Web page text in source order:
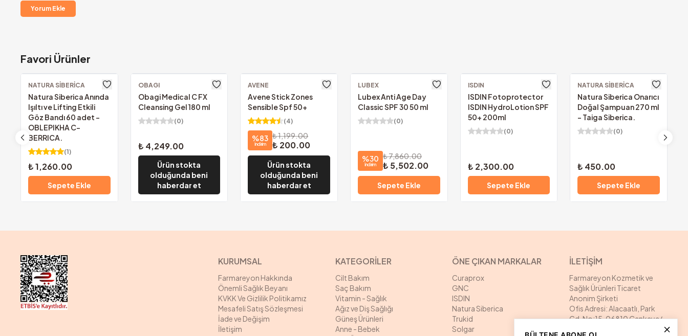
Yorum Ekle
tüm bilgileriniz güvencemiz altında.
Favori Ürünler
NATURA SIBERICA
Natura Siberica Anında
Işıltı ve Lifting Etkili
Göz Bandı 60 adet -
OBLEPIKHA C-
BERRICA.
(1)
₺ 1,260.00
Sepete Ekle
OBAGI
Obagi Medical C FX
Cleansing Gel 180 ml
(0)
₺ 4,249.00
Ürün stokta
olduğunda beni
haberdar et
AVENE
Avene Stick Zones
Sensible Spf 50+
(4)
%83
İndirim
₺ 1,199.00
₺ 200.00
Ürün stokta
olduğunda beni
haberdar et
LUBEX
Lubex Anti Age Day
Classic SPF 30 50 ml
(0)
%30
İndirim
₺ 7,860.00
₺ 5,502.00
Sepete Ekle
ISDIN
ISDIN Fotoprotector
ISDIN HydroLotion SPF
50+ 200ml
(0)
₺ 2,300.00
Sepete Ekle
NATURA SIBERICA
Natura Siberica Onarıcı
Doğal Şampuan 270 ml
- Taiga Siberica.
(0)
₺ 450.00
Sepete Ekle
KURUMSAL
Farmareyon Hakkında
Önemli Sağlık Beyanı
KVKK Ve Gizlilik Politikamız
Mesafeli Satış Sözleşmesi
İade ve Değişim
İletişim
KATEGORİLER
Cilt Bakım
Saç Bakım
Vitamin - Sağlık
Ağız ve Diş Sağlığı
Güneş Ürünleri
Anne - Bebek
ÖNE ÇIKAN MARKALAR
Curaprox
GNC
ISDIN
Natura Siberica
Trukid
Solgar
İLETİŞİM
Farmareyon Kozmetik ve
Sağlık Ürünleri Ticaret
Anonim Şirketi
Ofis Adresi: Alacaatlı, Park
Cd. No:15, 06810 Çankaya/